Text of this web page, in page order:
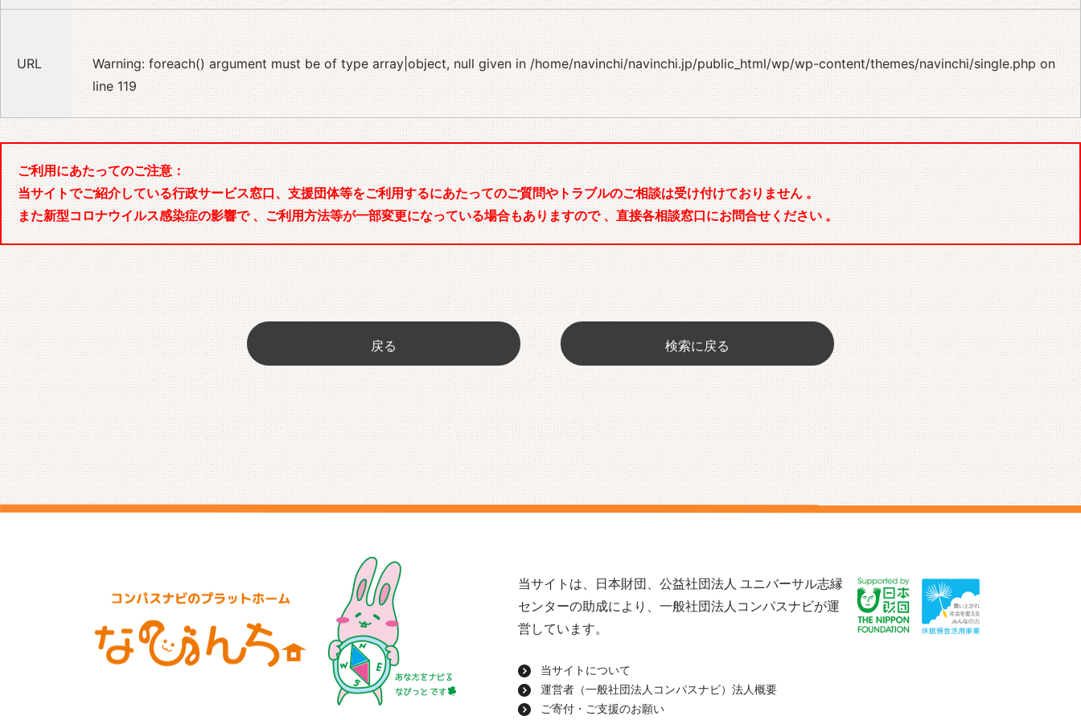
URL Warning: foreach() argument must be of type array|object, null given in/home/navinchi/navinchi.jp/public_html/wp/wp-content/themes/navinchi/single.php on
line119
ご利用にあたってのご注意：
当サイトでご紹介している行政サービス窓口、支援団体等をご利用するにあたってのご質問やトラブルのご相談は受け付けておりません 。
また新型コロナウイルス感染症の影響で 、ご利用方法等が一部変更になっている場合もありますので 、直接各相談窓口にお問合せください 。
戻る 検索に戻る
当サイトは、日本財団、公益社団法人 ユニバーサル志縁
センターの助成により、一般社団法人コンパスナビが運
営しています。
当サイトについて
運営者（一般社団法人コンパスナビ）法人概要
ご寄付・ご支援のお願い